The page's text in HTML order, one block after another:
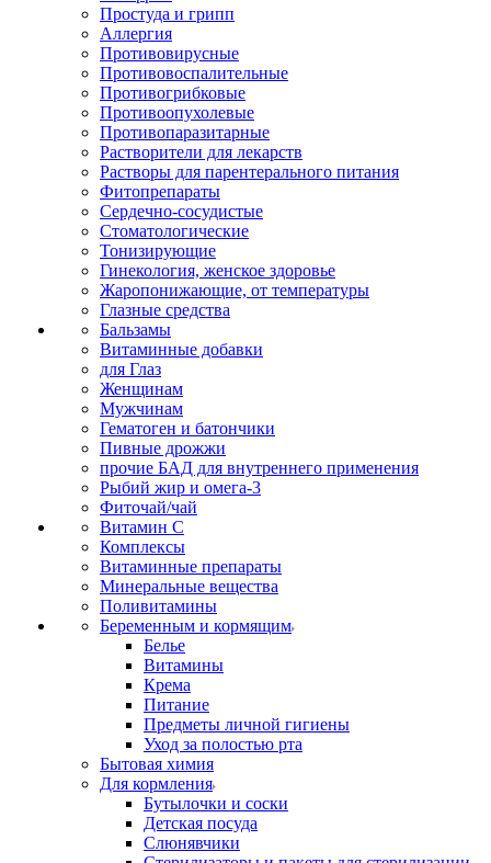
Простуда и грипп
Аллергия
Противовирусные
Противовоспалительные
Противогрибковые
Противоопухолевые
Противопаразитарные
Растворители для лекарств
Растворы для парентерального питания
Фитопрепараты
Сердечно-сосудистые
Стоматологические
Тонизирующие
Гинекология, женское здоровье
Жаропонижающие, от температуры
Глазные средства
Бальзамы
Витаминные добавки
для Глаз
Женщинам
Мужчинам
Гематоген и батончики
Пивные дрожжи
прочие БАД для внутреннего применения
Рыбий жир и омега-3
Фиточай/чай
Витамин С
Комплексы
Витаминные препараты
Минеральные вещества
Поливитамины
Беременным и кормящим
Белье
Витамины
Крема
Питание
Предметы личной гигиены
Уход за полостью рта
Бытовая химия
Для кормления
Бутылочки и соски
Детская посуда
Слюнявчики